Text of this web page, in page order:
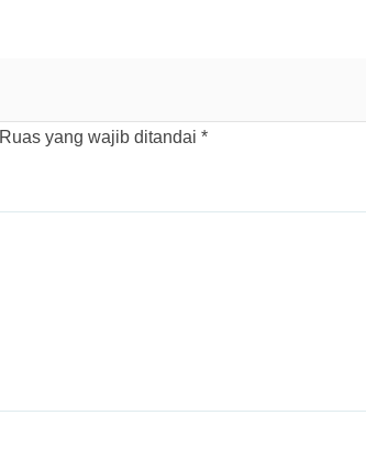
Ruas yang wajib ditandai *